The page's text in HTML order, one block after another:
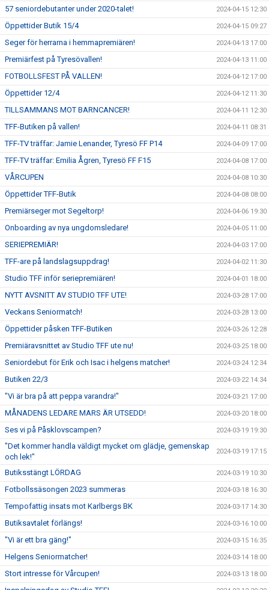
57 seniordebutanter under 2020-talet! 2024-04-15 12:30
Öppettider Butik 15/4 2024-04-15 09:27
Seger för herrarna i hemmapremiären! 2024-04-13 17:00
Premiärfest på Tyresövallen! 2024-04-13 11:00
FOTBOLLSFEST PÅ VALLEN! 2024-04-12 17:00
Öppettider 12/4 2024-04-12 11:30
TILLSAMMANS MOT BARNCANCER! 2024-04-11 12:30
TFF-Butiken på vallen! 2024-04-11 08:31
TFF-TV träffar: Jamie Lenander, Tyresö FF P14 2024-04-09 17:00
TFF-TV träffar: Emilia Ågren, Tyresö FF F15 2024-04-08 17:00
VÅRCUPEN 2024-04-08 10:30
Öppettider TFF-Butik 2024-04-08 08:00
Premiärseger mot Segeltorp! 2024-04-06 19:30
Onboarding av nya ungdomsledare! 2024-04-05 11:00
SERIEPREMIÄR! 2024-04-03 17:00
TFF-are på landslagsuppdrag! 2024-04-02 11:30
Studio TFF inför seriepremiären! 2024-04-01 18:00
NYTT AVSNITT AV STUDIO TFF UTE! 2024-03-28 17:00
Veckans Seniormatch! 2024-03-28 13:00
Öppettider påsken TFF-Butiken 2024-03-26 12:28
Premiäravsnittet av Studio TFF ute nu! 2024-03-25 18:00
Seniordebut för Erik och Isac i helgens matcher! 2024-03-24 12:34
Butiken 22/3 2024-03-22 14:34
"Vi är bra på att peppa varandra!" 2024-03-21 17:00
MÅNADENS LEDARE MARS ÄR UTSEDD! 2024-03-20 18:00
Ses vi på Påsklovscampen? 2024-03-19 19:30
"Det kommer handla väldigt mycket om glädje, gemenskap
och lek!"
2024-03-19 17:15
Butiksstängt LÖRDAG 2024-03-19 10:30
Fotbollssäsongen 2023 summeras 2024-03-18 16:30
Tempofattig insats mot Karlbergs BK 2024-03-17 14:30
Butiksavtalet förlängs! 2024-03-16 10:00
"Vi är ett bra gäng!" 2024-03-15 16:35
Helgens Seniormatcher! 2024-03-14 18:00
Stort intresse för Vårcupen! 2024-03-13 18:00